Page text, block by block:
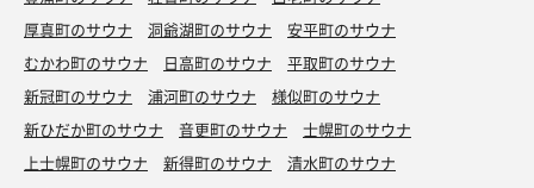
厚真町のサウナ
洞爺湖町のサウナ
安平町のサウナ
むかわ町のサウナ
日高町のサウナ
平取町のサウナ
新冠町のサウナ
浦河町のサウナ
様似町のサウナ
新ひだか町のサウナ
音更町のサウナ
士幌町のサウナ
上士幌町のサウナ
新得町のサウナ
清水町のサウナ